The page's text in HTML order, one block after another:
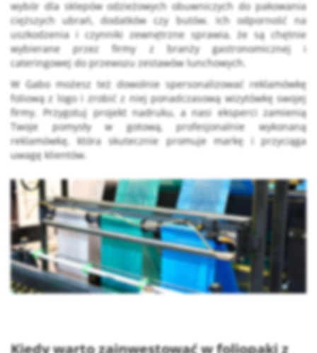
wybór dla sklepów odzieżowych obuwniczych do pakowania
cięższych ubrań, dodatków czy butów. Ich odporność na
uszkodzenia i czynniki zewnętrzne sprawia, że są chętnie
wybierane przez firmy z branży gastronomicznej i
cateringowej do przewozu zestawów lunchowych.
W Gabo możesz też dowolnie spersonalizować reklamówkę
foliową z logo i zrobić z niej ponadczasową wizytówkę swojej
firmy. Przygotuj projekt nadruku, a nasi eksperci zamienią
Twoje pomysły w gotową, profesjonalnie wykonaną
reklamówkę, która skutecznie promuje markę i przyciąga
uwagę klientów.
Kiedy warto zainwestować wfoliopaki z